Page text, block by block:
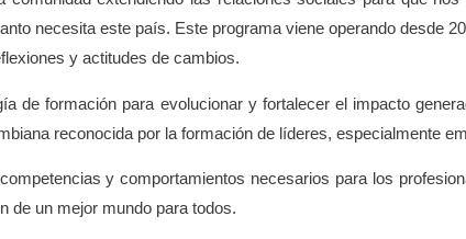
necesita este país. Este programa viene operando desde
y actitudes de cambios.
de formación para evolucionar y fortalecer el impacto
reconocida por la formación de líderes, especialmente
y comportamientos necesarios para los
de un mejor mundo para todos.